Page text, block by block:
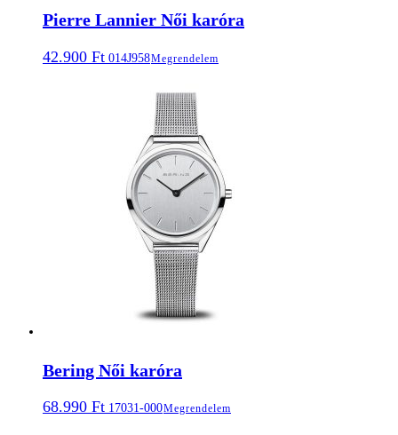
Pierre Lannier Női karóra
42.900 Ft 014J958Megrendelem
Bering Női karóra
68.990 Ft 17031-000Megrendelem